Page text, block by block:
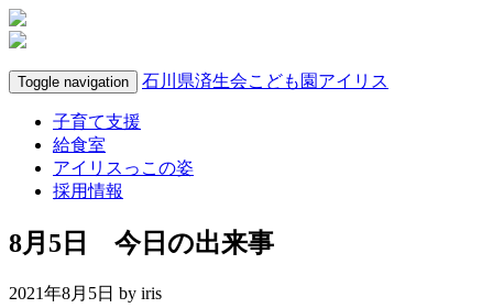
Toggle navigation 石川県済生会こども園アイリス
子育て支援
給食室
アイリスっこの姿
採用情報
8月5日 今日の出来事
2021年8月5日 by iris